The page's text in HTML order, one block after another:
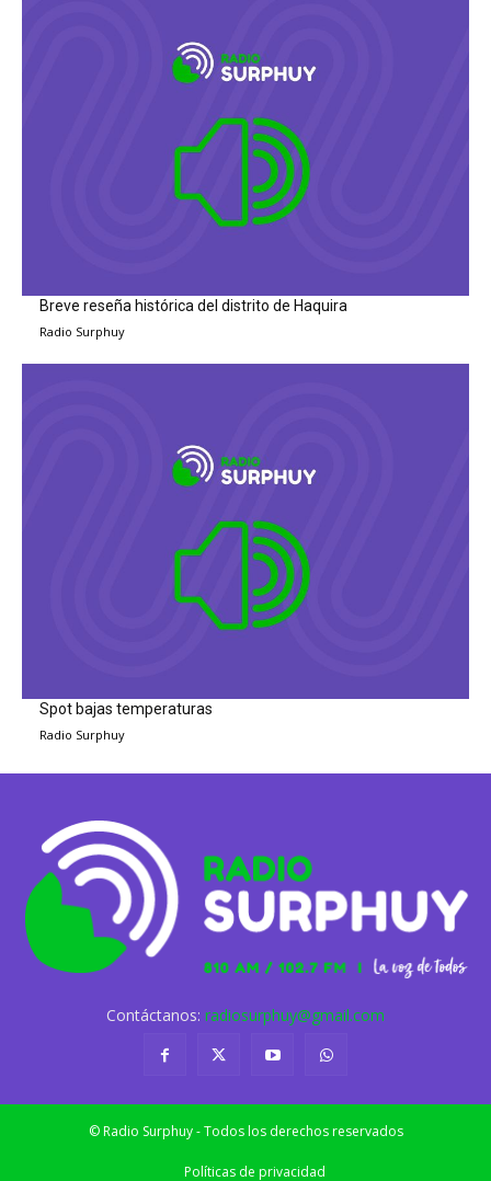
Breve reseña histórica del distrito de Haquira
Radio Surphuy
Spot bajas temperaturas
Radio Surphuy
Contáctanos: radiosurphuy@gmail.com
© Radio Surphuy - Todos los derechos reservados
Políticas de privacidad